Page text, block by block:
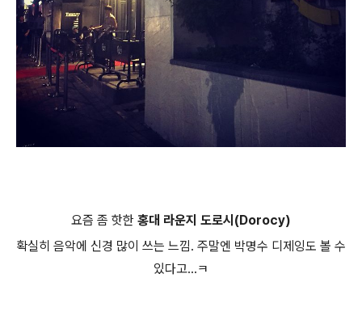
​요즘 좀 핫한 홍대 라운지 도로시(Dorocy)
확실히 음악에 신경 많이 쓰는 느낌. 주말엔 박명수 디제잉도 볼 수
있다고...ㅋ